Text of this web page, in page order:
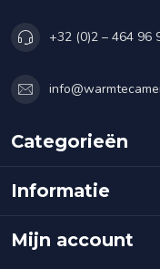
+32 (0)2 – 464 96
Categorieën
Informatie
Mijn account